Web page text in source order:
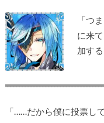
「つ
に来
加す
「……だから僕に投票して